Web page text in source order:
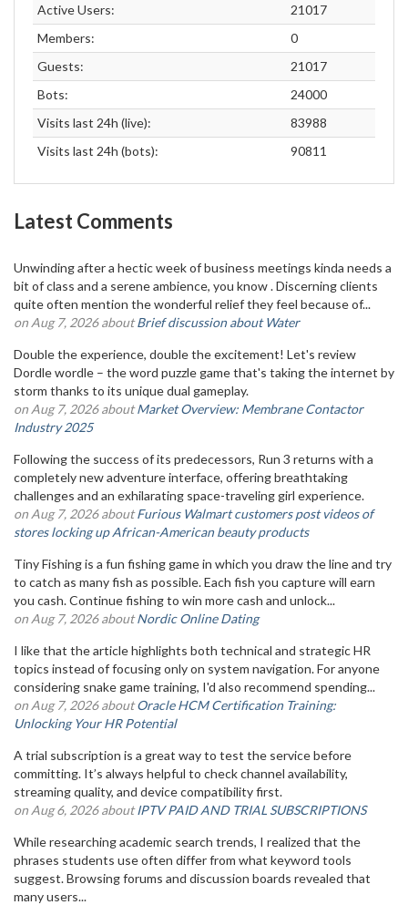
Active Users:
21017
Members:
0
Guests:
21017
Bots:
24000
Visits last 24h (live):
83988
Visits last 24h (bots):
90811
Latest Comments
Unwinding after a hectic week of business meetings kinda needs a
bit of class and a serene ambience, you know . Discerning clients
quite often mention the wonderful relief they feel because of...
on Aug 7, 2026 aboutBrief discussion about Water
Double the experience, double the excitement! Let's review
Dordle wordle – the word puzzle game that's taking the internet by
storm thanks to its unique dual gameplay.
on Aug 7, 2026 aboutMarket Overview: Membrane Contactor
Industry 2025
Following the success of its predecessors, Run 3 returns with a
completely new adventure interface, offering breathtaking
challenges and an exhilarating space-traveling girl experience.
on Aug 7, 2026 aboutFurious Walmart customers post videos of
stores locking up African-American beauty products
Tiny Fishing is a fun fishing game in which you draw the line and try
to catch as many fish as possible. Each fish you capture will earn
you cash. Continue fishing to win more cash and unlock...
on Aug 7, 2026 aboutNordic Online Dating
I like that the article highlights both technical and strategic HR
topics instead of focusing only on system navigation. For anyone
considering snake game training, I'd also recommend spending...
on Aug 7, 2026 aboutOracle HCM Certification Training:
Unlocking Your HR Potential
A trial subscription is a great way to test the service before
committing. It’s always helpful to check channel availability,
streaming quality, and device compatibility first.
on Aug 6, 2026 aboutIPTV PAID AND TRIAL SUBSCRIPTIONS
While researching academic search trends, I realized that the
phrases students use often differ from what keyword tools
suggest. Browsing forums and discussion boards revealed that
many users...